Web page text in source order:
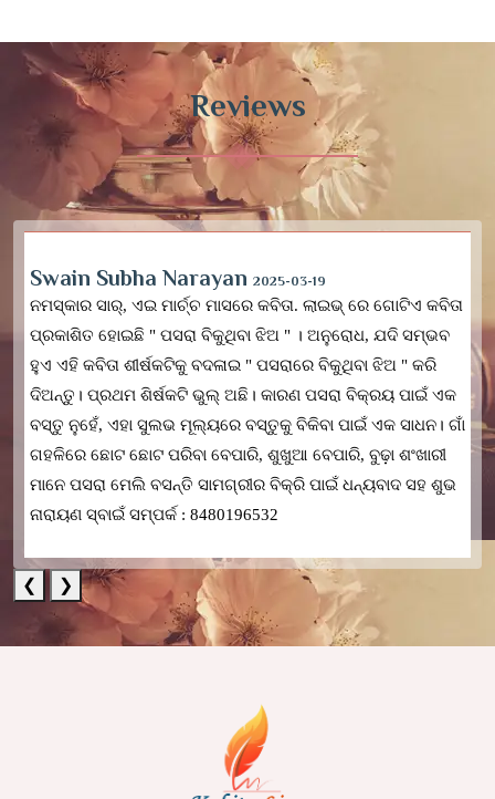
Reviews
Swain Subha Narayan 2025-03-19
ନମସ୍କାର ସାର୍, ଏଇ ମାର୍ଚ୍ଚ ମାସରେ କବିତା. ଲାଇଭ୍ ରେ ଗୋଟିଏ କବିତା
ପ୍ରକାଶିତ ହୋଇଛି " ପସରା ବିକୁଥିବା ଝିଅ " । ଅନୁରୋଧ, ଯଦି ସମ୍ଭବ
ହୁଏ ଏହି କବିତା ଶୀର୍ଷକଟିକୁ ବଦଳାଇ " ପସରାରେ ବିକୁଥିବା ଝିଅ " କରି
ଦିଅନ୍ତୁ। ପ୍ରଥମ ଶିର୍ଷକଟି ଭୁଲ୍ ଅଛି। କାରଣ ପସରା ବିକ୍ରୟ ପାଇଁ ଏକ
ବସ୍ତୁ ନୁହେଁ, ଏହା ସୁଲଭ ମୂଲ୍ୟରେ ବସ୍ତୁକୁ ବିକିବା ପାଇଁ ଏକ ସାଧନ। ଗାଁ
ଗହଳିରେ ଛୋଟ ଛୋଟ ପରିବା ବେପାରି, ଶୁଖୁଆ ବେପାରି, ବୁଢ଼ା ଶଂଖାରୀ
ମାନେ ପସରା ମେଲି ବସନ୍ତି ସାମଗ୍ରୀର ବିକ୍ରି ପାଇଁ ଧନ୍ୟବାଦ ସହ ଶୁଭ
ନାରାୟଣ ସ୍ବାଇଁ ସମ୍ପର୍କ : 8480196532
❮ ❯